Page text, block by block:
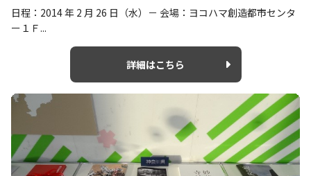
日程：2014 年 2 月 26 日（水）－ 会場：ヨコハマ創造都市センタ
ー１Ｆ...
詳細はこちら